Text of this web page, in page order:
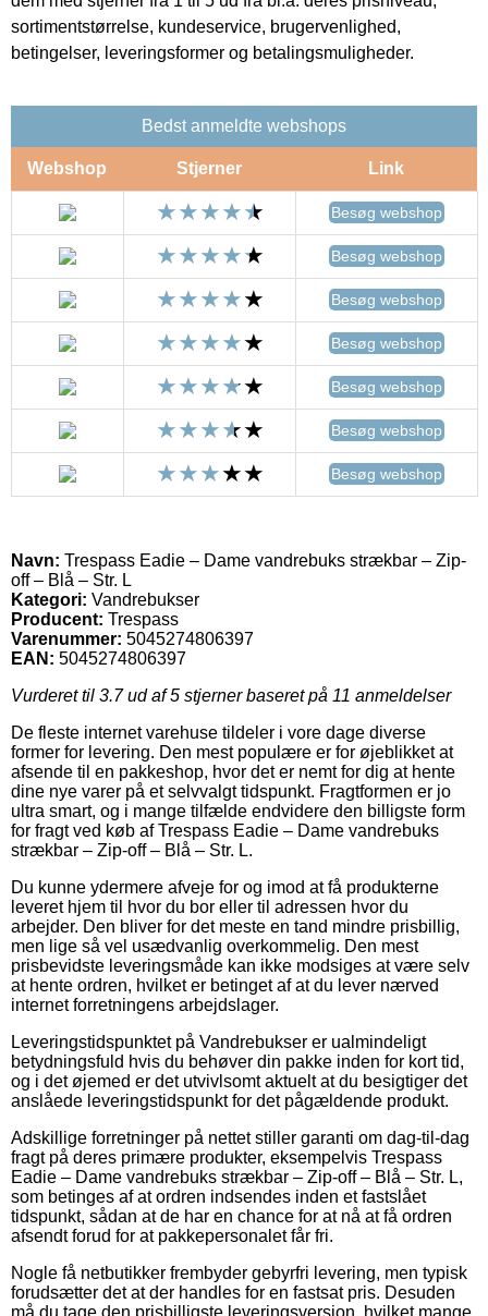
sortimentstørrelse, kundeservice, brugervenlighed,
betingelser, leveringsformer og betalingsmuligheder.
Bedst anmeldte webshops
Webshop Stjerner Link
Besøg webshop
Besøg webshop
Besøg webshop
Besøg webshop
Besøg webshop
Besøg webshop
Besøg webshop
Navn: Trespass Eadie – Dame vandrebuks strækbar – Zip-
off – Blå – Str. L
Kategori: Vandrebukser
Producent: Trespass
Varenummer: 5045274806397
EAN: 5045274806397
Vurderet til 3.7ud af 5 stjerner baseret på 11 anmeldelser
De fleste internet varehuse tildeler i vore dage diverse
former for levering. Den mest populære er for øjeblikket at
afsende til en pakkeshop, hvor det er nemt for dig at hente
dine nye varer på et selvvalgt tidspunkt. Fragtformen er jo
ultra smart, og i mange tilfælde endvidere den billigste form
for fragt ved køb af Trespass Eadie – Dame vandrebuks
strækbar – Zip-off – Blå – Str. L.
Du kunne ydermere afveje for og imod at få produkterne
leveret hjem til hvor du bor eller til adressen hvor du
arbejder. Den bliver for det meste en tand mindre prisbillig,
men lige så vel usædvanlig overkommelig. Den mest
prisbevidste leveringsmåde kan ikke modsiges at være selv
at hente ordren, hvilket er betinget af at du lever nærved
internet forretningens arbejdslager.
Leveringstidspunktet på Vandrebukser er ualmindeligt
betydningsfuld hvis du behøver din pakke inden for kort tid,
og i det øjemed er det utvivlsomt aktuelt at du besigtiger det
anslåede leveringstidspunkt for det pågældende produkt.
Adskillige forretninger på nettet stiller garanti om dag-til-dag
fragt på deres primære produkter, eksempelvis Trespass
Eadie – Dame vandrebuks strækbar – Zip-off – Blå – Str. L,
som betinges af at ordren indsendes inden et fastslået
tidspunkt, sådan at de har en chance for at nå at få ordren
afsendt forud for at pakkepersonalet får fri.
Nogle få netbutikker frembyder gebyrfri levering, men typisk
forudsætter det at der handles for en fastsat pris. Desuden
må du tage den prisbilligste leveringsversion, hvilket mange